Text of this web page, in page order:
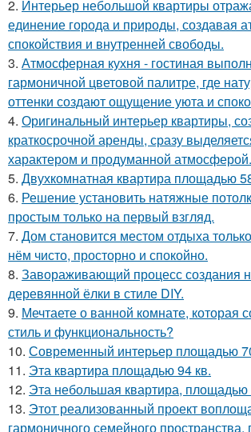
2. Интерьер небольшой квартиры
единение города и природы, создавая
спокойствия и внутренней свободы.
3. Атмосферная кухня - гостиная
гармоничной цветовой палитре, где
оттенки создают ощущение уюта и
4. Оригинальный интерьер квартиры,
краткосрочной аренды, сразу
характером и продуманной атмосферой.
5. Двухкомнатная квартира площадью
6. Решение установить натяжные
простым только на первый взгляд.
7. Дом становится местом отдыха только
нём чисто, просторно и спокойно.
8. Завораживающий процесс создания
деревянной ёлки в стиле DIY.
9. Мечтаете о ванной комнате, которая
стиль и функциональность?
10. Современный интерьер площадью
11. Эта квартира площадью 94 кв.
12. Эта небольшая квартира, площадью
13. Этот реализованный проект
гармоничного семейного пространства,